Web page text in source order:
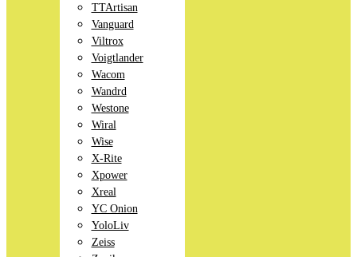
TTArtisan
Vanguard
Viltrox
Voigtlander
Wacom
Wandrd
Westone
Wiral
Wise
X-Rite
Xpower
Xreal
YC Onion
YoloLiv
Zeiss